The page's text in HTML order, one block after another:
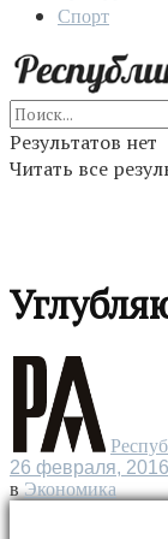
Спорт
Результатов нет
Читать все
26 февраля,
в Экономика